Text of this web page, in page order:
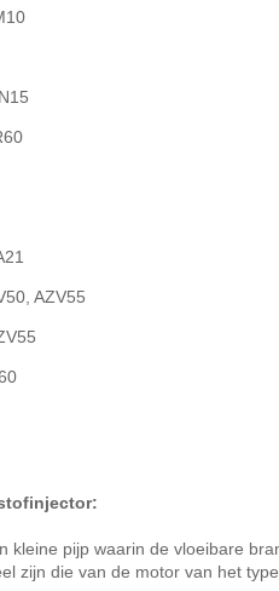
AZV55
kleine pijp waarin de vloeibare
zijn die van de motor van het